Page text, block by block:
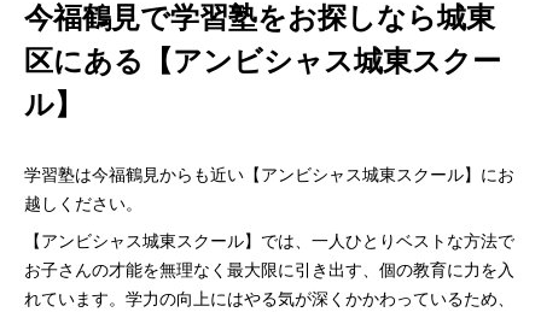
今福鶴見で学習塾をお探しなら城東
区にある【アンビシャス城東スクー
ル】
学習塾は今福鶴見からも近い【アンビシャス城東スクール】にお
越しください。
【アンビシャス城東スクール】では、一人ひとりベストな方法で
お子さんの才能を無理なく最大限に引き出す、個の教育に力を入
れています。学力の向上にはやる気が深くかかわっているため、